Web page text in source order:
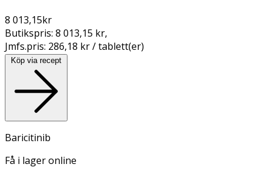
8 013,15kr
Butikspris: 8 013,15 kr,
Jmfs.pris: 286,18 kr / tablett(er)
Köp via recept
Baricitinib
Få i lager online